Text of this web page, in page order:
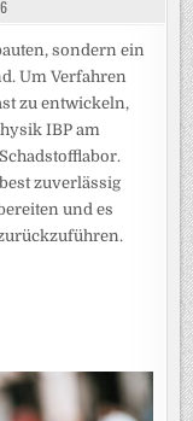
sondern ein
Um Verfahren
zu entwickeln,
IBP am
zuverlässig
und es